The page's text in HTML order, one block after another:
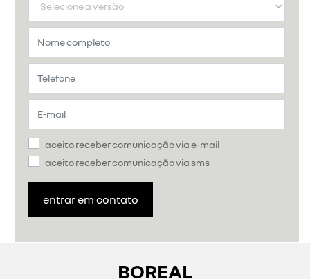
aceito receber comunicação via e-mail
aceito receber comunicação via sms
entrar em contato
BOREAL